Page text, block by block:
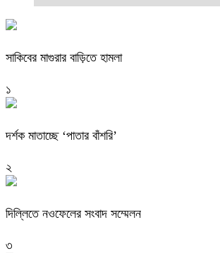
সাকিবের মাগুরার বাড়িতে হামলা
১
দর্শক মাতাচ্ছে ‘পাতার বাঁশরি’
২
দিল্লিতে নওফেলের সংবাদ সম্মেলন
৩